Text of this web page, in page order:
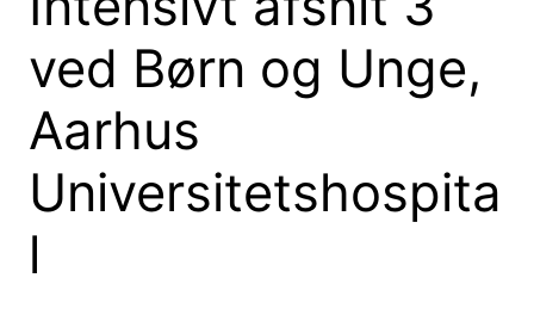
ved Børn og Unge,
Aarhus
Universitetshospita
l